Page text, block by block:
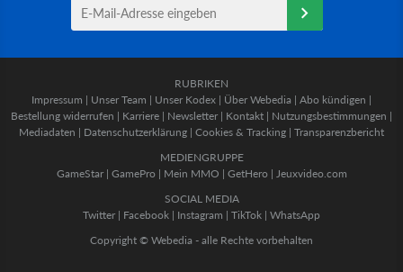
RUBRIKEN
Impressum | Unser Team | Unser Kodex | Über Webedia | Abo kündigen |
Bestellung widerrufen | Karriere | Newsletter | Kontakt | Nutzungsbestimmungen |
Mediadaten | Datenschutzerklärung | Cookies & Tracking | Transparenzbericht
MEDIENGRUPPE
GameStar| GamePro | Mein MMO | GetHero | Jeuxvideo.com
SOCIAL MEDIA
Twitter | Facebook | Instagram | TikTok | WhatsApp
Copyright © Webedia - alle Rechte vorbehalten